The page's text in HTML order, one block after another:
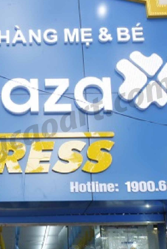
gỗ tại
Làm
An
Thi
Thuận
Làm
Thi
Vinh
Làm
inox tại Vinh Nghệ
Công ty quảng cáo
tại Vinh Nghệ An
Làm biển hiệu spa tại
Vinh Nghệ An
Làm biển led tại Vinh
Nghệ An giá rẻ
Thiết kế Profile tại
Vinh Nghệ An